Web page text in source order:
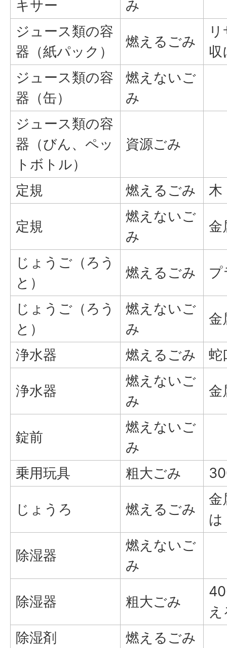
キサー
み
ジュース類の容
器（紙パック）
燃えるごみ
収
ジュース類の容
器（缶）
燃えないご
み
ジュース類の容
器（びん、ペッ
トボトル）
資源ごみ
定規 燃えるごみ 木
定規
燃えないご
み
金
じょうご（ろう
と）
燃えるごみ プ
じょうご（ろう
と）
燃えないご
み
金
浄水器 燃えるごみ 蛇
浄水器
燃えないご
み
金
錠前
燃えないご
み
乗用玩具
粗大ごみ
じょうろ 燃えるごみ
金
は
除湿器
燃えないご
み
除湿器 粗大ごみ
除湿剤
燃えるごみ